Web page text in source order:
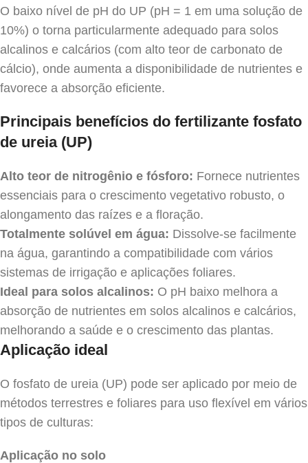
O baixo nível de pH do UP (pH = 1 em uma solução de
10%) o torna particularmente adequado para solos
alcalinos e calcários (com alto teor de carbonato de
cálcio), onde aumenta a disponibilidade de nutrientes e
favorece a absorção eficiente.
Principais benefícios do fertilizante fosfato
de ureia (UP)
Alto teor de nitrogênio e fósforo: Fornece nutrientes
essenciais para o crescimento vegetativo robusto, o
alongamento das raízes e a floração.
Totalmente solúvel em água: Dissolve-se facilmente
na água, garantindo a compatibilidade com vários
sistemas de irrigação e aplicações foliares.
Ideal para solos alcalinos: O pH baixo melhora a
absorção de nutrientes em solos alcalinos e calcários,
melhorando a saúde e o crescimento das plantas.
Aplicação ideal
O fosfato de ureia (UP) pode ser aplicado por meio de
métodos terrestres e foliares para uso flexível em vários
tipos de culturas:
Aplicação no solo